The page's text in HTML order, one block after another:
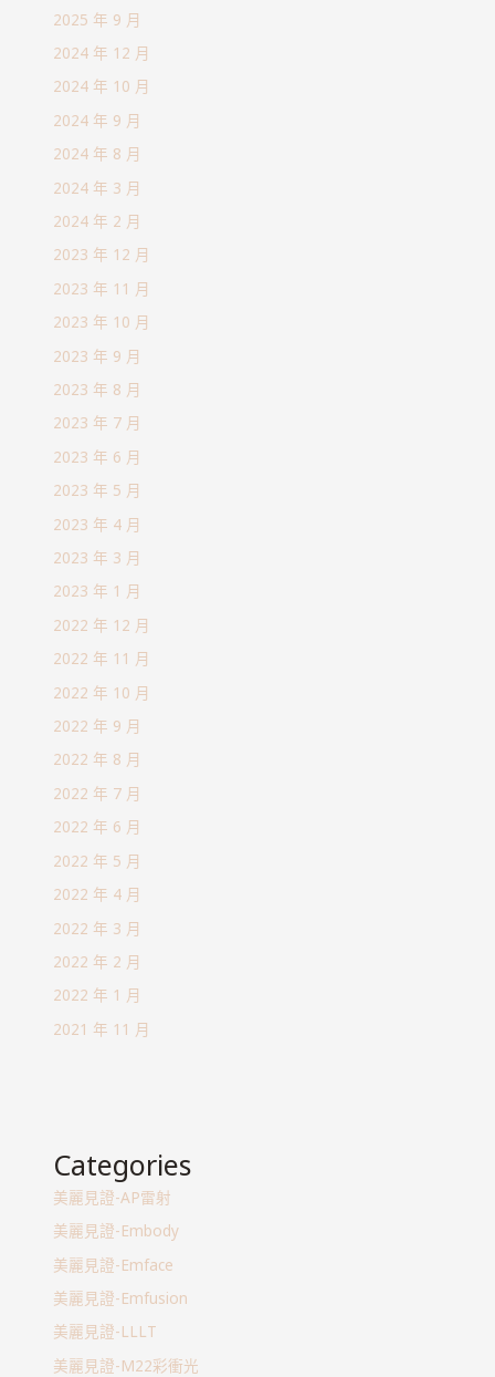
2025 年 9 月
2024 年 12 月
2024 年 10 月
2024 年 9 月
2024 年 8 月
2024 年 3 月
2024 年 2 月
2023 年 12 月
2023 年 11 月
2023 年 10 月
2023 年 9 月
2023 年 8 月
2023 年 7 月
2023 年 6 月
2023 年 5 月
2023 年 4 月
2023 年 3 月
2023 年 1 月
2022 年 12 月
2022 年 11 月
2022 年 10 月
2022 年 9 月
2022 年 8 月
2022 年 7 月
2022 年 6 月
2022 年 5 月
2022 年 4 月
2022 年 3 月
2022 年 2 月
2022 年 1 月
2021 年 11 月
Categories
美麗見證-AP雷射
美麗見證-Embody
美麗見證-Emface
美麗見證-Emfusion
美麗見證-LLLT
美麗見證-M22彩衝光